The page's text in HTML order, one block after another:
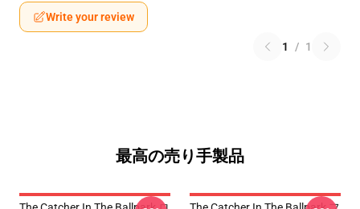
Write your review
1 / 1
最高の売り手製品